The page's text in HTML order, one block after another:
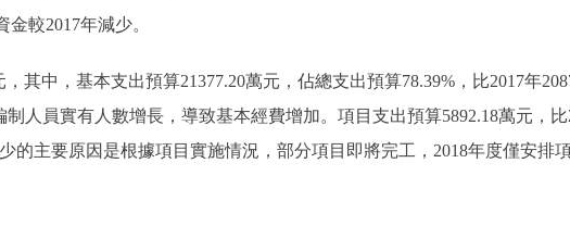
較2017年減少。
中，基本支出預算21377.20萬元，佔總支出預算78.39%，比2017年
人員實有人數增長，導致基本經費增加。項目支出預算5892.18萬元，比
的主要原因是根據項目實施情況，部分項目即將完工，2018年度僅安排